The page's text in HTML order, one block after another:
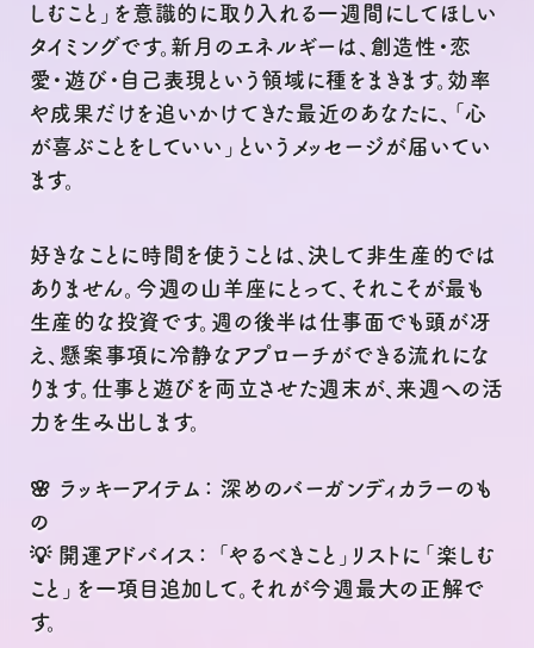
しむこと」を意識的に取り入れる一週間にしてほしい
タイミングです。新月のエネルギーは、創造性・恋
愛・遊び・自己表現という領域に種をまきます。効率
や成果だけを追いかけてきた最近のあなたに、「心
が喜ぶことをしていい」というメッセージが届いてい
ます。
好きなことに時間を使うことは、決して非生産的では
ありません。今週の山羊座にとって、それこそが最も
生産的な投資です。週の後半は仕事面でも頭が冴
え、懸案事項に冷静なアプローチができる流れにな
ります。仕事と遊びを両立させた週末が、来週への活
力を生み出します。
🌸 ラッキーアイテム： 深めのバーガンディカラーのも
の
💡 開運アドバイス： 「やるべきこと」リストに「楽しむ
こと」を一項目追加して。それが今週最大の正解で
す。